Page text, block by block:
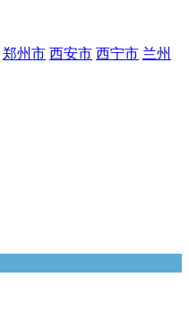
郑州市 西安市 西宁市 兰州